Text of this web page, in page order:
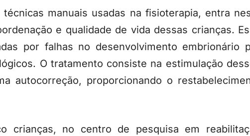
manuais usadas na fisioterapia, entra
e qualidade de vida dessas crianças.
por falhas no desenvolvimento embrionário
O tratamento consiste na estimulação
autocorreção, proporcionando o
crianças, no centro de pesquisa em